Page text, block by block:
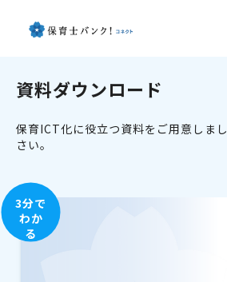
資料ダウンロード
保育ICT化に役立つ資料をご用意しま
さい。
3分で
わか
る